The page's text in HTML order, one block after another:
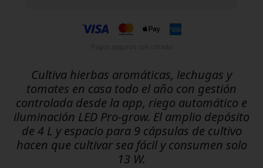
Cultiva hierbas aromáticas, lechugas y
tomates en casa todo el año con gestión
controlada desde la app, riego automático e
iluminación LED Pro-grow. El amplio depósito
de 4 L y espacio para 9 cápsulas de cultivo
hacen que cultivar sea fácil y consumen solo
13 W.